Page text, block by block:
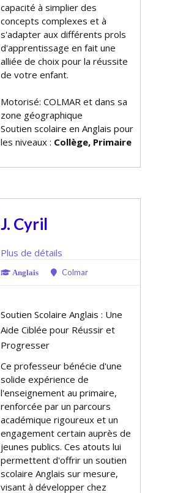
capacité à simplifier des
concepts complexes et à
s'adapter aux différents profils
d'apprentissage en fait une
alliée de choix pour la réussite
de votre enfant.
Motorisé: COLMAR et dans sa
zone géographique
Soutien scolaire en Anglais pour
les niveaux : Collège, Primaire
J. Cyril
Plus de détails
Anglais Colmar
Soutien Scolaire Anglais : Une
Aide Ciblée pour Réussir et
Progresser
Ce professeur bénéficie d'une
solide expérience de
l'enseignement au primaire,
renforcée par un parcours
académique rigoureux et un
engagement certain auprès de
jeunes publics. Ces atouts lui
permettent d'offrir un soutien
scolaire Anglais sur mesure,
visant à développer chez